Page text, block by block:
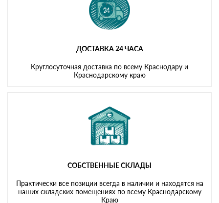
ДОСТАВКА 24 ЧАСА
Круглосуточная доставка по всему Краснодару и
Краснодарскому краю
СОБСТВЕННЫЕ СКЛАДЫ
Практически все позиции всегда в наличии и находятся на
наших складских помещениях по всему Краснодарскому
Краю